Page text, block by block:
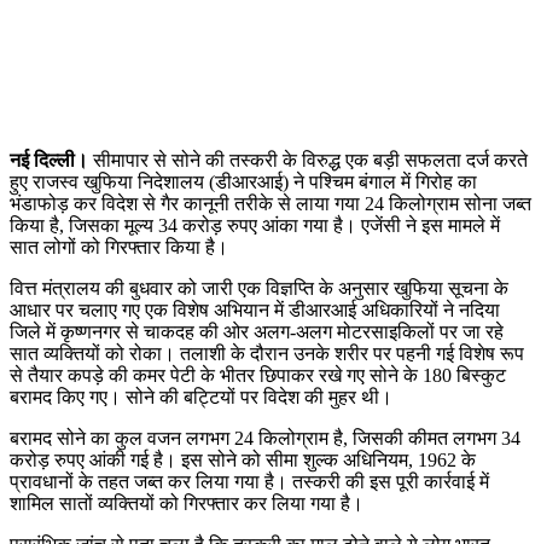
नई दिल्ली। सीमापार से सोने की तस्करी के विरुद्ध एक बड़ी सफलता दर्ज करते
हुए राजस्व खुफिया निदेशालय (डीआरआई) ने पश्चिम बंगाल में गिरोह का
भंडाफोड़ कर विदेश से गैर कानूनी तरीके से लाया गया 24 किलोग्राम सोना जब्त
किया है, जिसका मूल्य 34 करोड़ रुपए आंका गया है। एजेंसी ने इस मामले में
सात लोगों को गिरफ्तार किया है।
वित्त मंत्रालय की बुधवार को जारी एक विज्ञप्ति के अनुसार खुफिया सूचना के
आधार पर चलाए गए एक विशेष अभियान में डीआरआई अधिकारियों ने नदिया
जिले में कृष्णनगर से चाकदह की ओर अलग-अलग मोटरसाइकिलों पर जा रहे
सात व्यक्तियों को रोका। तलाशी के दौरान उनके शरीर पर पहनी गई विशेष रूप
से तैयार कपड़े की कमर पेटी के भीतर छिपाकर रखे गए सोने के 180 बिस्कुट
बरामद किए गए। सोने की बट्टियों पर विदेश की मुहर थी।
बरामद सोने का कुल वजन लगभग 24 किलोग्राम है, जिसकी कीमत लगभग 34
करोड़ रुपए आंकी गई है। इस सोने को सीमा शुल्क अधिनियम, 1962 के
प्रावधानों के तहत जब्त कर लिया गया है। तस्करी की इस पूरी कार्रवाई में
शामिल सातों व्यक्तियों को गिरफ्तार कर लिया गया है।